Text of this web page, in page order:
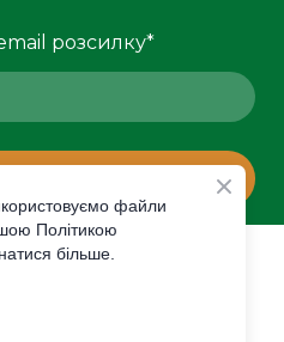
розсилку*
Premier Expo
файли
Політикою
більше.